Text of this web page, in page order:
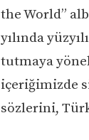
the World”
yılında
tutmaya
içeriğimizde
sözlerini,